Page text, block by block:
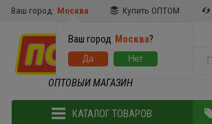
Ваш город: Москва
Ваш город Москва?
Купить ОПТОМ
ОПТОВЫЙ МАГАЗИН
КАТАЛОГ ТОВАРОВ